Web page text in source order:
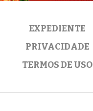
EXPEDIENTE
PRIVACIDADE
TERMOS DE USO